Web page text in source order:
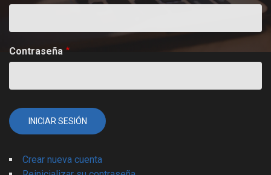
Contraseña
Crear nueva cuenta